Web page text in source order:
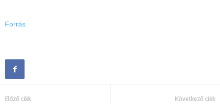
Forrás
Előző cikk Következő cikk